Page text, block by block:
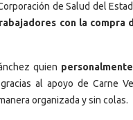
de Salud del
con la
quien
al apoyo de Carne
organizada y sin colas.